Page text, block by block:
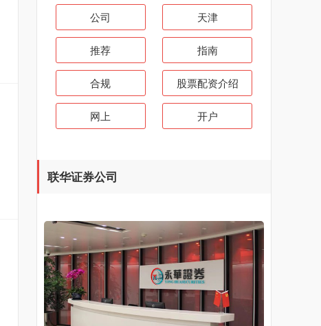
公司 天津
推荐 指南
合规 股票配资介绍
网上 开户
联华证券公司